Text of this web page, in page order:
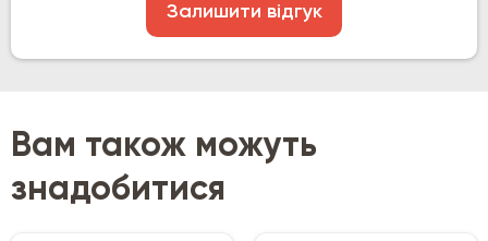
Залишити відгук
Вам також можуть
знадобитися